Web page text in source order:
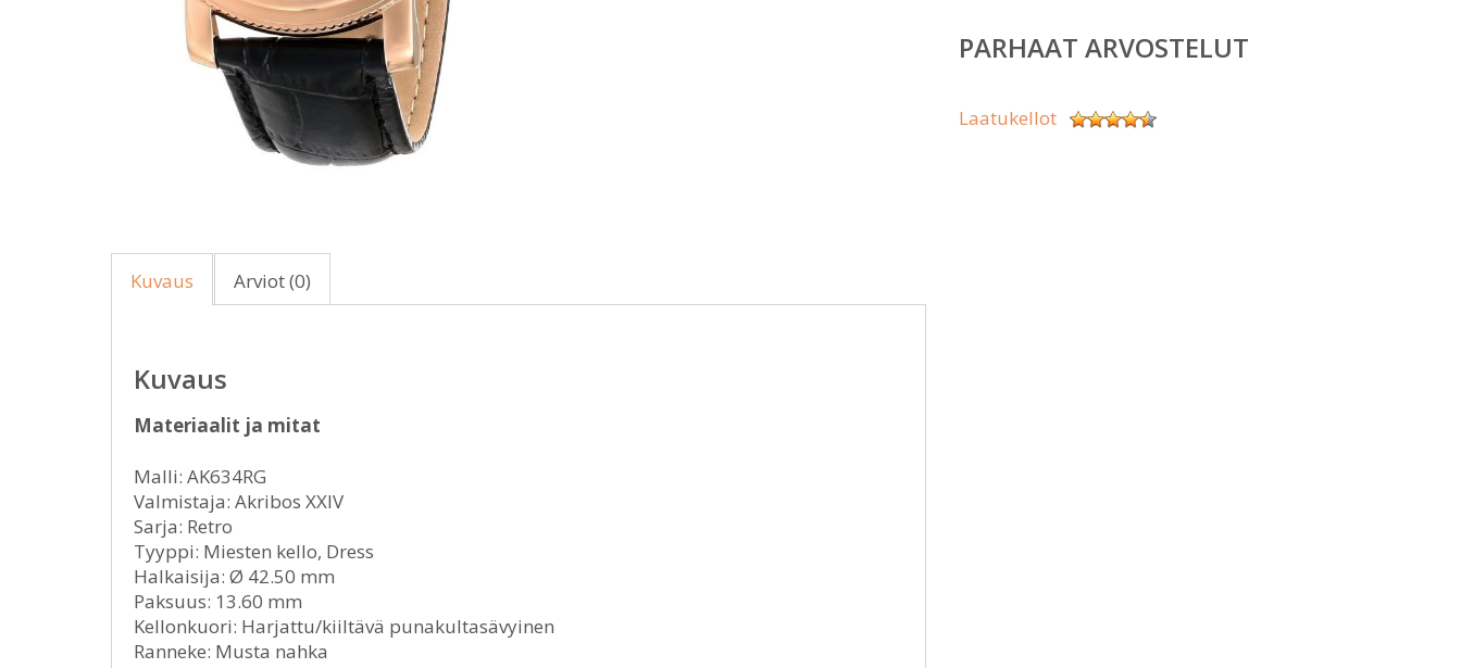
Kuvaus Arviot (0)
Kuvaus
Materiaalit ja mitat
Malli: AK634RG
Valmistaja: Akribos XXIV
Sarja: Retro
Tyyppi: Miesten kello, Dress
Halkaisija: Ø 42.50 mm
Paksuus: 13.60 mm
Kellonkuori: Harjattu/kiiltävä punakultasävyinen
Ranneke: Musta nahka
PARHAAT ARVOSTELUT
Laatukellot